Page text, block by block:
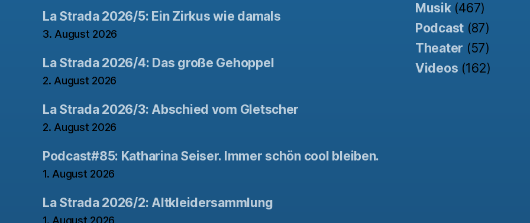
La Strada 2026/5: Ein Zirkus wie damals
3. August 2026
La Strada 2026/4: Das große Gehoppel
2. August 2026
La Strada 2026/3: Abschied vom Gletscher
2. August 2026
Podcast#85: Katharina Seiser. Immer schön cool bleiben.
1. August 2026
La Strada 2026/2: Altkleidersammlung
Musik(467)
Podcast (87)
Theater (57)
Videos (162)